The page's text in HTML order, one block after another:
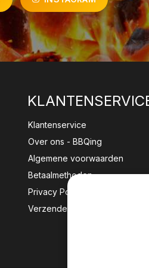
Klantenservice
Over ons - BBQing
Algemene voorwaarden
Betaalmethoden
Privacy Policy
Verzenden & retourneren